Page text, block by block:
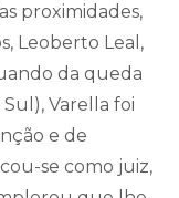
proximidades,
Leoberto Leal,
da queda
Varella foi
e de
se como juiz,